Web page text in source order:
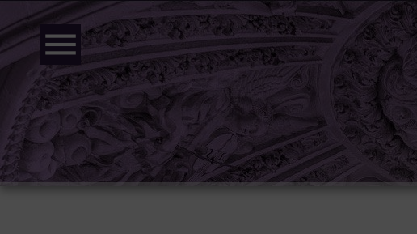
menu